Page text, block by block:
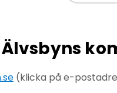
(klicka på e-